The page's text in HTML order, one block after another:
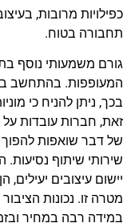
כפילויות מרובות,
תחבורה בטוח.
גורם משמעותי נוסף
המעופפות. בהתחשב
בכך, ניתן להניח כי
זאת, חברות עובדות על
של דבר שואפות להפוך
שירותי שיתוף נסיעות.
יישום עיצובים
מטרה זו. נכונות
במידה רבה במחיר